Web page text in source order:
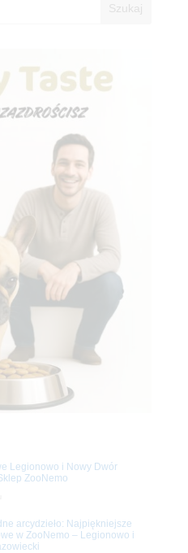
Legionowo i Nowy Dwór
ZooNemo
arcydzieło: Najpiękniejsze
w ZooNemo – Legionowo i